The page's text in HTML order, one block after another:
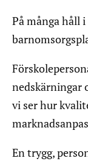
På många håll
nedskärningar
vi ser hur
En trygg,